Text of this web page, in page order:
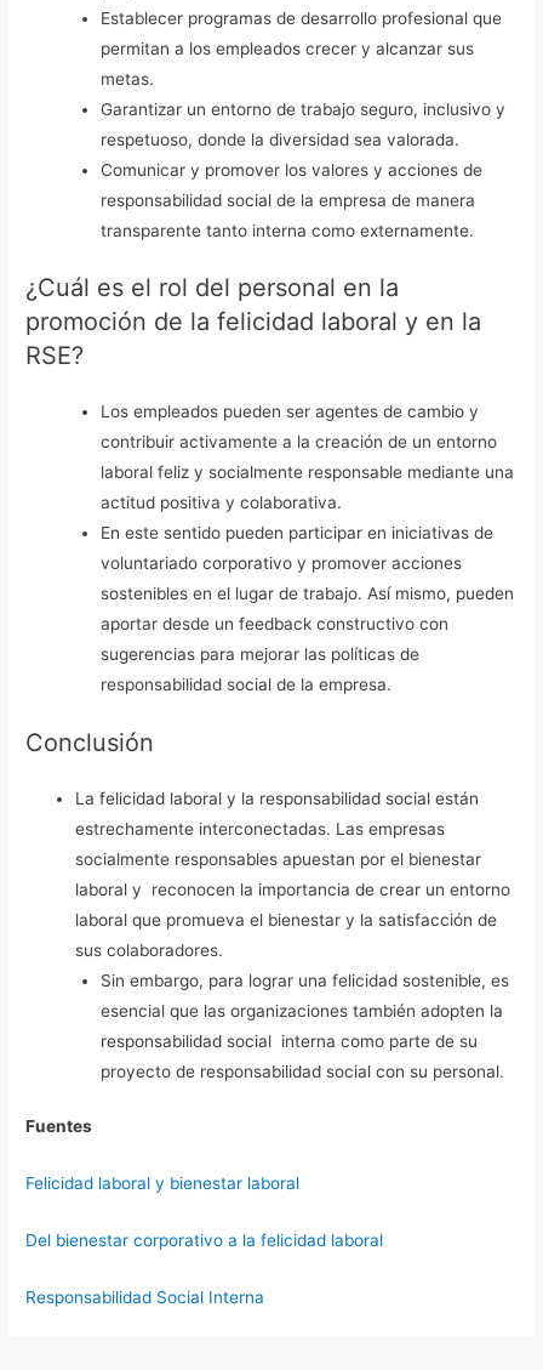
Establecer programas de desarrollo profesional que
permitan a los empleados crecer y alcanzar sus
metas.
Garantizar un entorno de trabajo seguro, inclusivo y
respetuoso, donde la diversidad sea valorada.
Comunicar y promover los valores y acciones de
responsabilidad social de la empresa de manera
transparente tanto interna como externamente.
¿Cuál es el rol del personal en la
promoción de la felicidad laboral y en la
RSE?
Los empleados pueden ser agentes de cambio y
contribuir activamente a la creación de un entorno
laboral feliz y socialmente responsable mediante una
actitud positiva y colaborativa.
En este sentido pueden participar en iniciativas de
voluntariado corporativo y promover acciones
sostenibles en el lugar de trabajo. Así mismo, pueden
aportar desde un feedback constructivo con
sugerencias para mejorar las políticas de
responsabilidad social de la empresa.
Conclusión
La felicidad laboral y la responsabilidad social están
estrechamente interconectadas. Las empresas
socialmente responsables apuestan por el bienestar
laboral y reconocen la importancia de crear un entorno
laboral que promueva el bienestar y la satisfacción de
sus colaboradores.
Sin embargo, para lograr una felicidad sostenible, es
esencial que las organizaciones también adopten la
responsabilidad social interna como parte de su
proyecto de responsabilidad social con su personal.
Fuentes
Felicidad laboral y bienestar laboral
Del bienestar corporativo a la felicidad laboral
Responsabilidad Social Interna